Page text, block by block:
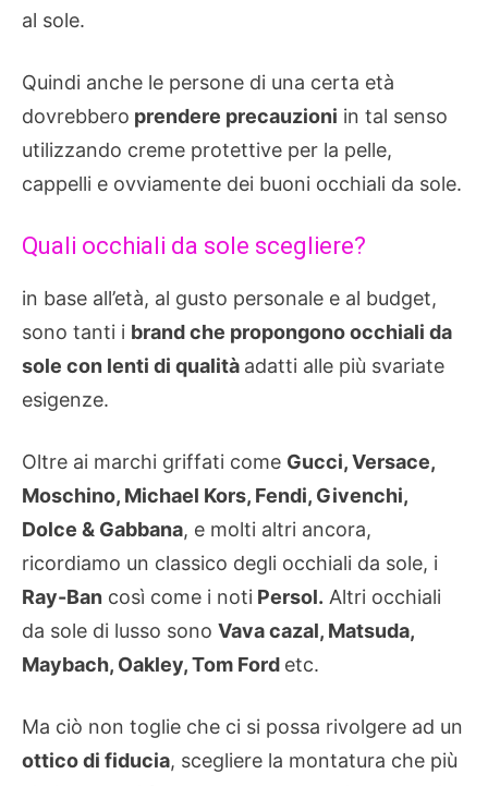
al sole.
Quindi anche le persone di una certa età
dovrebbero prendere precauzioni in tal senso
utilizzando creme protettive per la pelle,
cappelli e ovviamente dei buoni occhiali da sole.
Quali occhiali da sole scegliere?
in base all’età, al gusto personale e al budget,
sono tanti i brand che propongono occhiali da
sole con lenti di qualità adatti alle più svariate
esigenze.
Oltre ai marchi griffati come Gucci, Versace,
Moschino, Michael Kors, Fendi, Givenchi,
Dolce & Gabbana, e molti altri ancora,
ricordiamo un classico degli occhiali da sole, i
Ray-Ban così come i noti Persol. Altri occhiali
da sole di lusso sono Vava cazal, Matsuda,
Maybach, Oakley, Tom Ford etc.
Ma ciò non toglie che ci si possa rivolgere ad un
ottico di fiducia, scegliere la montatura che più